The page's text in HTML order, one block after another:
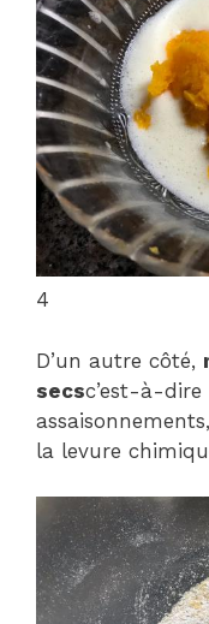
4
D’un autre côté,
secsc’est-à-dire
la levure